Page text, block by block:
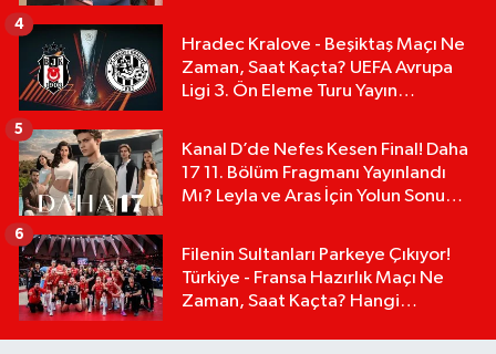
Hradec Kralove - Beşiktaş Maçı Ne
Zaman, Saat Kaçta? UEFA Avrupa
Ligi 3. Ön Eleme Turu Yayın
4
Kanal D’de Nefes Kesen Final! Daha
17 11. Bölüm Fragmanı Yayınlandı
Mı? Leyla ve Aras İçin Yolun Sonu
5
Filenin Sultanları Parkeye Çıkıyor!
Türkiye - Fransa Hazırlık Maçı Ne
Zaman, Saat Kaçta? Hangi
6